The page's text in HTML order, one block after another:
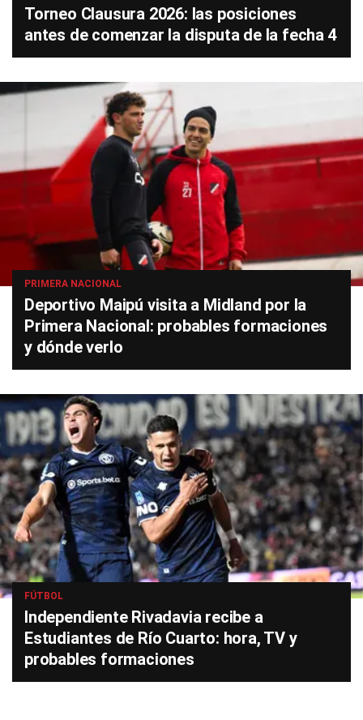
Torneo Clausura 2026: las posiciones
antes de comenzar la disputa de la fecha 4
PRIMERA NACIONAL
Deportivo Maipú visita a Midland por la
Primera Nacional: probables formaciones
y dónde verlo
FÚTBOL
Independiente Rivadavia recibe a
Estudiantes de Río Cuarto: hora, TV y
probables formaciones